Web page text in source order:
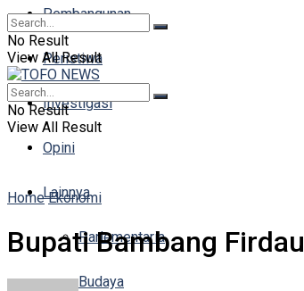
Pembangunan
Peristiwa
Investigasi
Opini
Lainnya
Parlementaria
Budaya
No Result
View All Result
No Result
View All Result
Home Ekonomi
Bupati Bambang